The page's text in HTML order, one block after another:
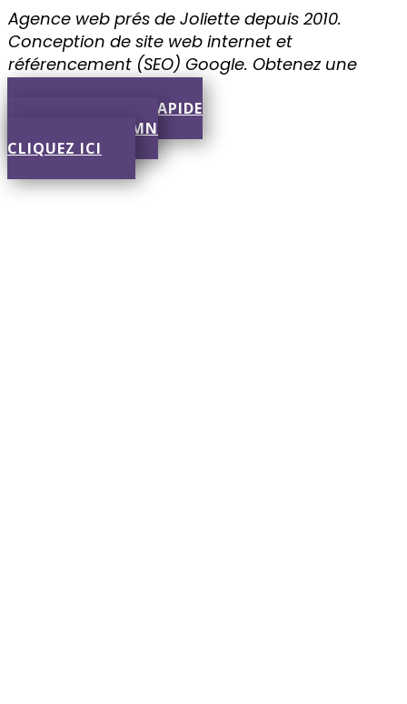
Agence web prés de Joliette depuis 2010.
Conception de site web internet et
référencement (SEO) Google. ​Obtenez une
SOUMISSION RAPIDE
RÉPONSE EN 30 MN
CLIQUEZ ICI